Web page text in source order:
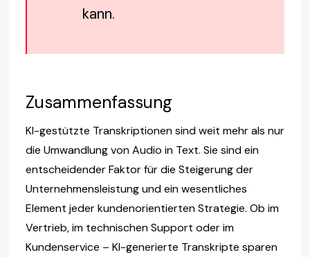
kann.
Zusammenfassung
KI-gestützte Transkriptionen sind weit mehr als nur
die Umwandlung von Audio in Text. Sie sind ein
entscheidender Faktor für die Steigerung der
Unternehmensleistung und ein wesentliches
Element jeder kundenorientierten Strategie. Ob im
Vertrieb, im technischen Support oder im
Kundenservice – KI-generierte Transkripte sparen